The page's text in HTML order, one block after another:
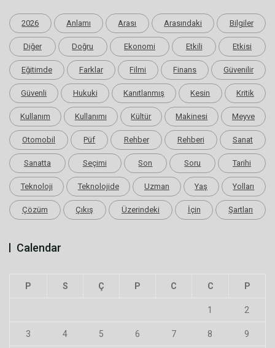
2026 Anlamı Arası Arasındaki Bilgiler
Diğer Doğru Ekonomi Etkili Etkisi
Eğitimde Farklar Filmi Finans Güvenilir
Güvenli Hukuki Kanıtlanmış Kesin Kritik
Kullanım Kullanımı Kültür Makinesi Meyve
Otomobil Püf Rehber Rehberi Sanat
Sanatta Seçimi Son Soru Tarihi
Teknoloji Teknolojide Uzman Yaş Yolları
Çözüm Çıkış Üzerindeki İçin Şartları
Calendar
P S Ç P C C P
1 2
3 4 5 6 7 8 9